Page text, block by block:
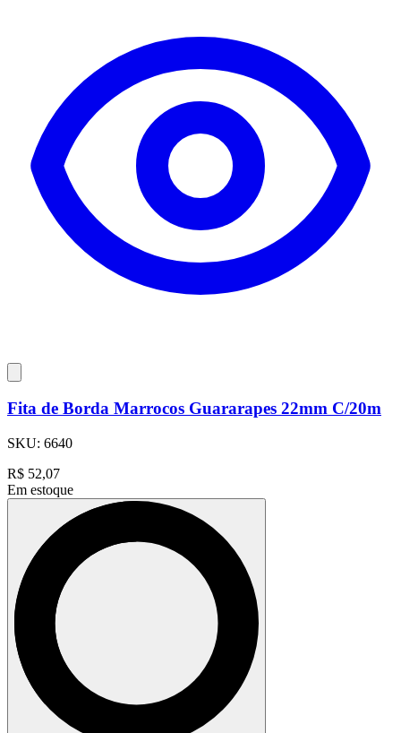
Fita de Borda Marrocos Guararapes 22mm C/20m
SKU: 6640
R$ 52,07
Em estoque